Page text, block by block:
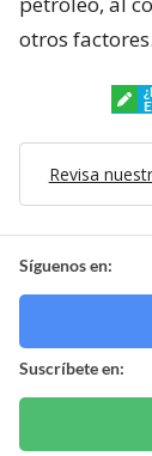
otros factores.
Revisa
Síguenos en:
Suscríbete en: